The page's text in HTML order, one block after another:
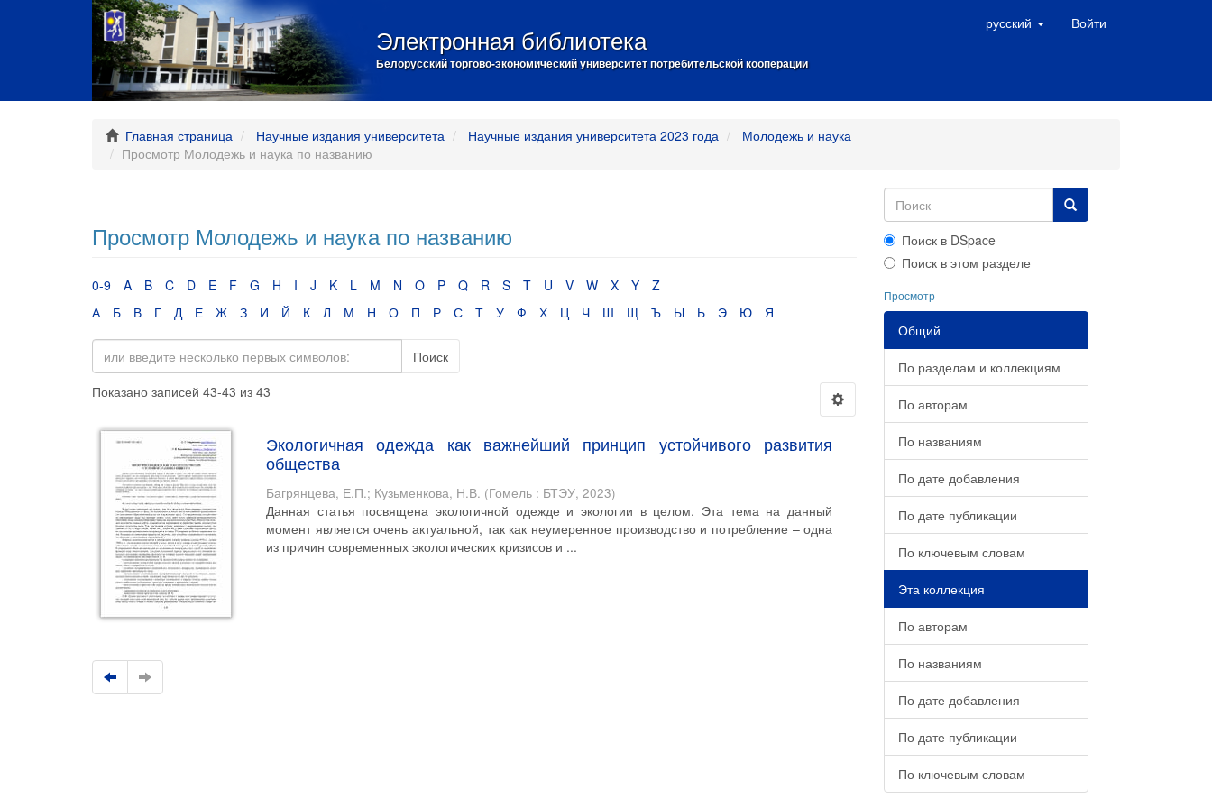
Электронная библиотека
Белорусский торгово-экономический университет потребительской кооперации
русский Войти
Главная страница Научные издания университета Научные издания университета 2023 года
Молодежь и наука
Просмотр Молодежь и наука по названию
Просмотр Молодежь и наука по названию
0-9 A B C D E F G H I J K L M N O P Q R S T U V W X Y
Z
А
Б В Г Д Е Ж З И Й К Л М Н О П Р С Т У Ф Х Ц Ч Ш Щ Ъ Ы Ь Э Ю Я
Поиск
Показано записей 43-43 из 43
Экологичная одежда как важнейший принцип устойчивого развития
общества
Багрянцева, Е.П.; Кузьменкова, Н.В. (Гомель : БТЭУ,2023)
Данная статья посвящена экологичной одежде и экологии в целом. Эта тема на данный
момент является очень актуальной, так как неумеренное производство и потребление – одна
из причин современных экологических кризисов и ...
Поиск в DSpace
Поиск в этом разделе
Просмотр
Общий
По разделам и коллекциям
По авторам
По названиям
По дате добавления
По дате публикации
По ключевым словам
Эта коллекция
По авторам
По названиям
По дате добавления
По дате публикации
По ключевым словам